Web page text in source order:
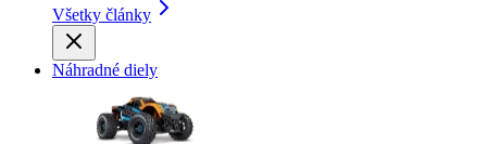
Všetky články
Náhradné diely